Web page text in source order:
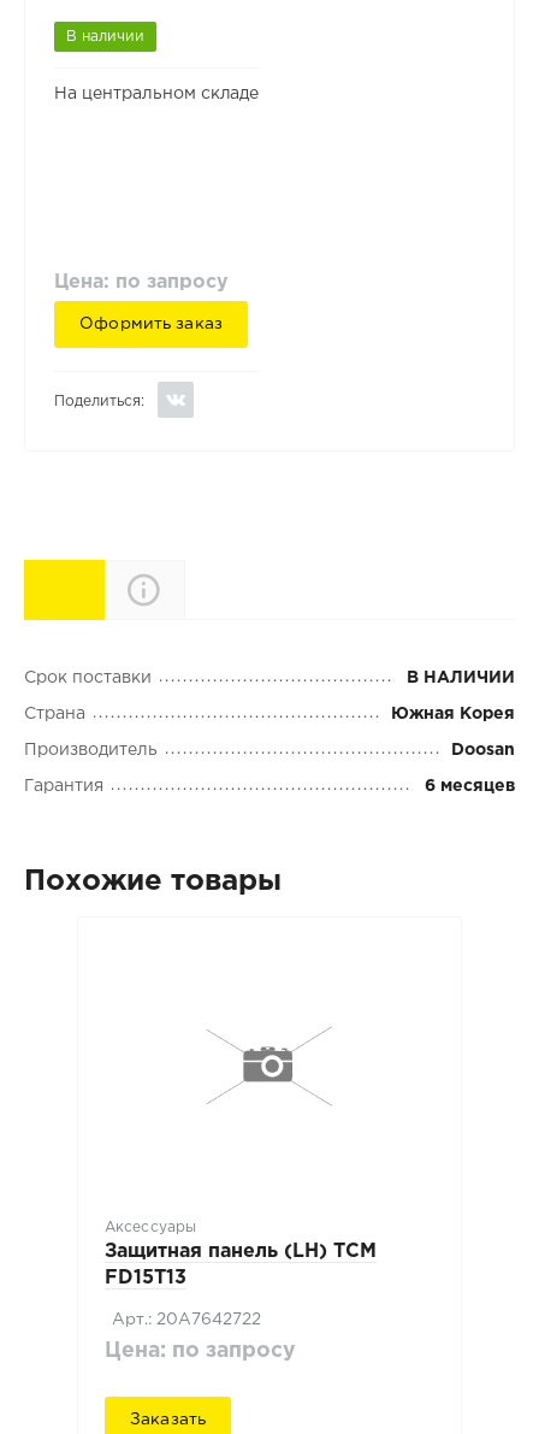
В наличии
На центральном складе
Цена: по запросу
Оформить заказ
Поделиться:
Характеристики
Срок поставки В НАЛИЧИИ
Страна Южная Корея
Производитель Doosan
Гарантия 6 месяцев
Похожие товары
Аксессуары
Защитная панель (LH) TCM
FD15T13
Арт.: 20A7642722
Цена: по запросу
Заказать